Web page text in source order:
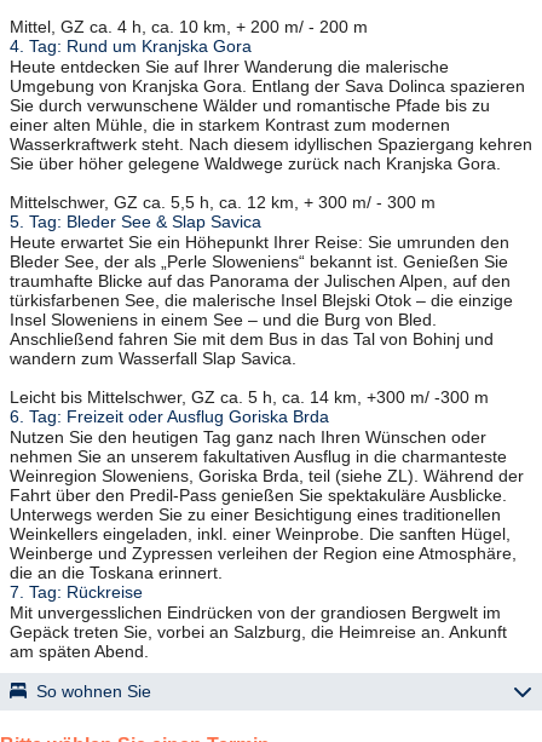
Mittel, GZ ca. 4 h, ca. 10 km, + 200 m/ - 200 m
4. Tag: Rund um Kranjska Gora
Heute entdecken Sie auf Ihrer Wanderung die malerische
Umgebung von Kranjska Gora. Entlang der Sava Dolinca spazieren
Sie durch verwunschene Wälder und romantische Pfade bis zu
einer alten Mühle, die in starkem Kontrast zum modernen
Wasserkraftwerk steht. Nach diesem idyllischen Spaziergang kehren
Sie über höher gelegene Waldwege zurück nach Kranjska Gora.
Mittelschwer, GZ ca. 5,5 h, ca. 12 km, + 300 m/ - 300 m
5. Tag: Bleder See & Slap Savica
Heute erwartet Sie ein Höhepunkt Ihrer Reise: Sie umrunden den
Bleder See, der als „Perle Sloweniens“ bekannt ist. Genießen Sie
traumhafte Blicke auf das Panorama der Julischen Alpen, auf den
türkisfarbenen See, die malerische Insel Blejski Otok – die einzige
Insel Sloweniens in einem See – und die Burg von Bled.
Anschließend fahren Sie mit dem Bus in das Tal von Bohinj und
wandern zum Wasserfall Slap Savica.
Leicht bis Mittelschwer, GZ ca. 5 h, ca. 14 km, +300 m/ -300 m
6. Tag: Freizeit oder Ausflug Goriska Brda
Nutzen Sie den heutigen Tag ganz nach Ihren Wünschen oder
nehmen Sie an unserem fakultativen Ausflug in die charmanteste
Weinregion Sloweniens, Goriska Brda, teil (siehe ZL). Während der
Fahrt über den Predil-Pass genießen Sie spektakuläre Ausblicke.
Unterwegs werden Sie zu einer Besichtigung eines traditionellen
Weinkellers eingeladen, inkl. einer Weinprobe. Die sanften Hügel,
Weinberge und Zypressen verleihen der Region eine Atmosphäre,
die an die Toskana erinnert.
7. Tag: Rückreise
Mit unvergesslichen Eindrücken von der grandiosen Bergwelt im
Gepäck treten Sie, vorbei an Salzburg, die Heimreise an. Ankunft
am späten Abend.
So wohnen Sie